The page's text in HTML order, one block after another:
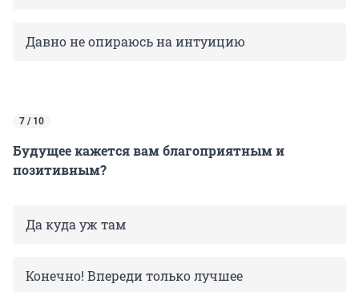
Давно не опираюсь на интуицию
7 / 10
Будущее кажется вам благоприятным и
позитивным?
Да куда уж там
Конечно! Впереди только лучшее